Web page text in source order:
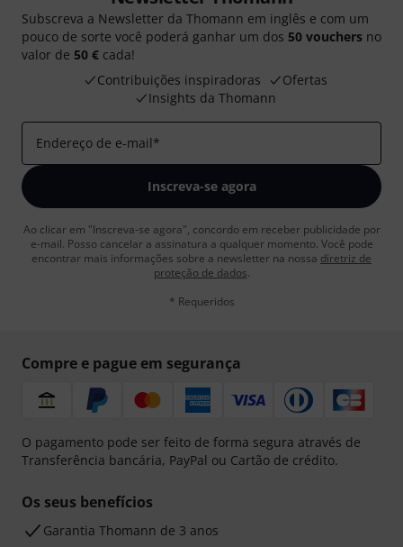
Subscreva a Newsletter da Thomann em inglês e com um
pouco de sorte você poderá ganhar um dos 50 vouchers no
valor de 50 € cada!
Contribuições inspiradoras
Ofertas
Insights da Thomann
Endereço de e-mail*
Inscreva-se agora
Ao clicar em "Inscreva-se agora", concordo em receber publicidade por
e-mail. Posso cancelar a assinatura a qualquer momento. Você pode
encontrar mais informações sobre a newsletter na nossa diretriz de
proteção de dados.
* Requeridos
Compre e pague em segurança
O pagamento pode ser feito de forma segura através de
Transferência bancária, PayPal ou Cartão de crédito.
Os seus benefícios
Garantia Thomann de 3 anos